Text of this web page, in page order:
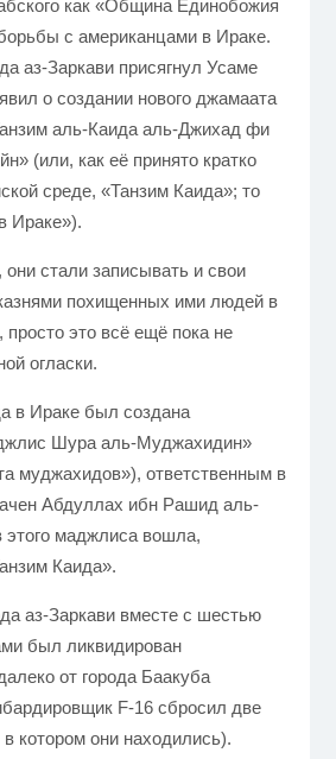
как «Община Единобожия
с американцами в Ираке.
аз-Заркави присягнул Усаме
о создании нового джамаата
аль-Каида аль-Джихад фи
(или, как её принято кратко
среде, «Танзим Каида»; то
Ираке»).
они стали записывать и свои
похищенных ими людей в
это всё ещё пока не
огласки.
в Ираке был создана
Шура аль-Муджахидин»
муджахидов»), ответственным в
Абдуллах ибн Рашид аль-
этого маджлиса вошла,
Каида».
аз-Заркави вместе с шестью
был ликвидирован
от города Баакуба
F-16 сбросил две
котором они находились).